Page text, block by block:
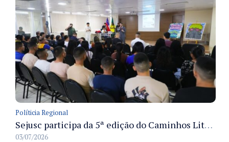
Políticia Regional
Sejusc participa da 5ª edição do Caminhos Literários com foco na cultura hip-hop nas unidades socioeducativas
03/07/2026